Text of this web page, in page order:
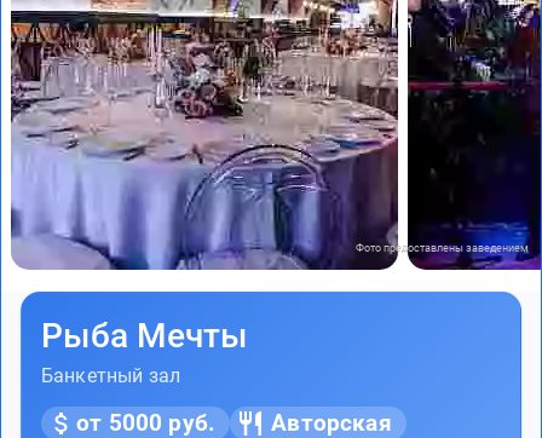
Фото предоставлены заведением
Рыба Мечты
Банкетный зал
от 5000 руб. Авторская